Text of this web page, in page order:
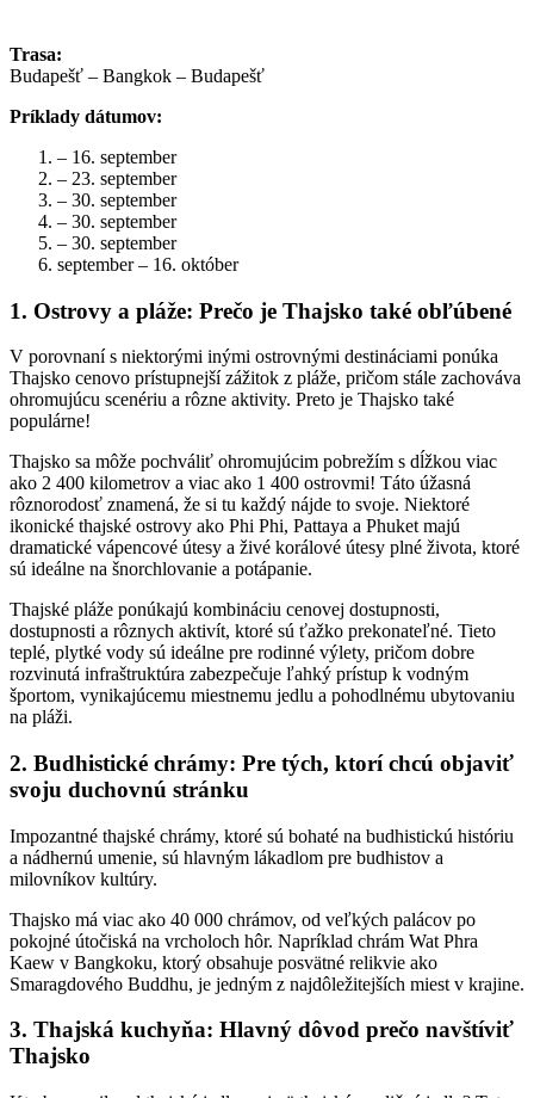
Trasa:
Budapešť – Bangkok – Budapešť
Príklady dátumov:
– 16. september
– 23. september
– 30. september
– 30. september
– 30. september
september – 16. október
1. Ostrovy a pláže: Prečo je Thajsko také obľúbené
V porovnaní s niektorými inými ostrovnými destináciami ponúka
Thajsko cenovo prístupnejší zážitok z pláže, pričom stále zachováva
ohromujúcu scenériu a rôzne aktivity. Preto je Thajsko také
populárne!
Thajsko sa môže pochváliť ohromujúcim pobrežím s dĺžkou viac
ako 2 400 kilometrov a viac ako 1 400 ostrovmi! Táto úžasná
rôznorodosť znamená, že si tu každý nájde to svoje. Niektoré
ikonické thajské ostrovy ako Phi Phi, Pattaya a Phuket majú
dramatické vápencové útesy a živé korálové útesy plné života, ktoré
sú ideálne na šnorchlovanie a potápanie.
Thajské pláže ponúkajú kombináciu cenovej dostupnosti,
dostupnosti a rôznych aktivít, ktoré sú ťažko prekonateľné. Tieto
teplé, plytké vody sú ideálne pre rodinné výlety, pričom dobre
rozvinutá infraštruktúra zabezpečuje ľahký prístup k vodným
športom, vynikajúcemu miestnemu jedlu a pohodlnému ubytovaniu
na pláži.
2. Budhistické chrámy: Pre tých, ktorí chcú objaviť
svoju duchovnú stránku
Impozantné thajské chrámy, ktoré sú bohaté na budhistickú históriu
a nádhernú umenie, sú hlavným lákadlom pre budhistov a
milovníkov kultúry.
Thajsko má viac ako 40 000 chrámov, od veľkých palácov po
pokojné útočiská na vrcholoch hôr. Napríklad chrám Wat Phra
Kaew v Bangkoku, ktorý obsahuje posvätné relikvie ako
Smaragdového Buddhu, je jedným z najdôležitejších miest v krajine.
3. Thajská kuchyňa: Hlavný dôvod prečo navštíviť
Thajsko